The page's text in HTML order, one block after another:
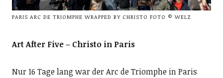
PARIS ARC DE TRIOMPHE WRAPPED BY CHRISTO FOTO © WELZ
Art After Five – Christo in Paris
Nur 16 Tage lang war der Arc de Triomphe in Paris